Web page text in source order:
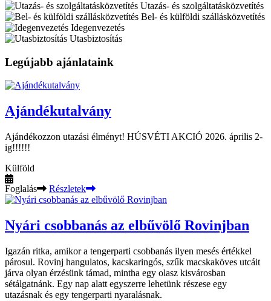
Utazás- és szolgáltatásközvetítés
Bel- és külföldi szállásközvetítés
Idegenvezetés
Utasbiztosítás
Legújabb ajánlataink
Ajándékutalvány
Ajándékozzon utazási élményt! HÚSVÉTI AKCIÓ 2026. április 2-
ig!!!!!!
Külföld
Foglalás
Részletek
Nyári csobbanás az elbűvölő Rovinjban
Igazán ritka, amikor a tengerparti csobbanás ilyen mesés értékkel
párosul. Rovinj hangulatos, kacskaringós, szűk macskaköves utcáit
járva olyan érzésünk támad, mintha egy olasz kisvárosban
sétálgatnánk. Egy nap alatt egyszerre lehetünk részese egy
utazásnak és egy tengerparti nyaralásnak.